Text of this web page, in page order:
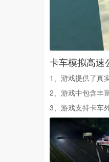
卡车模拟高速
1、游戏提供了真
2、游戏中包含丰
3、游戏支持卡车